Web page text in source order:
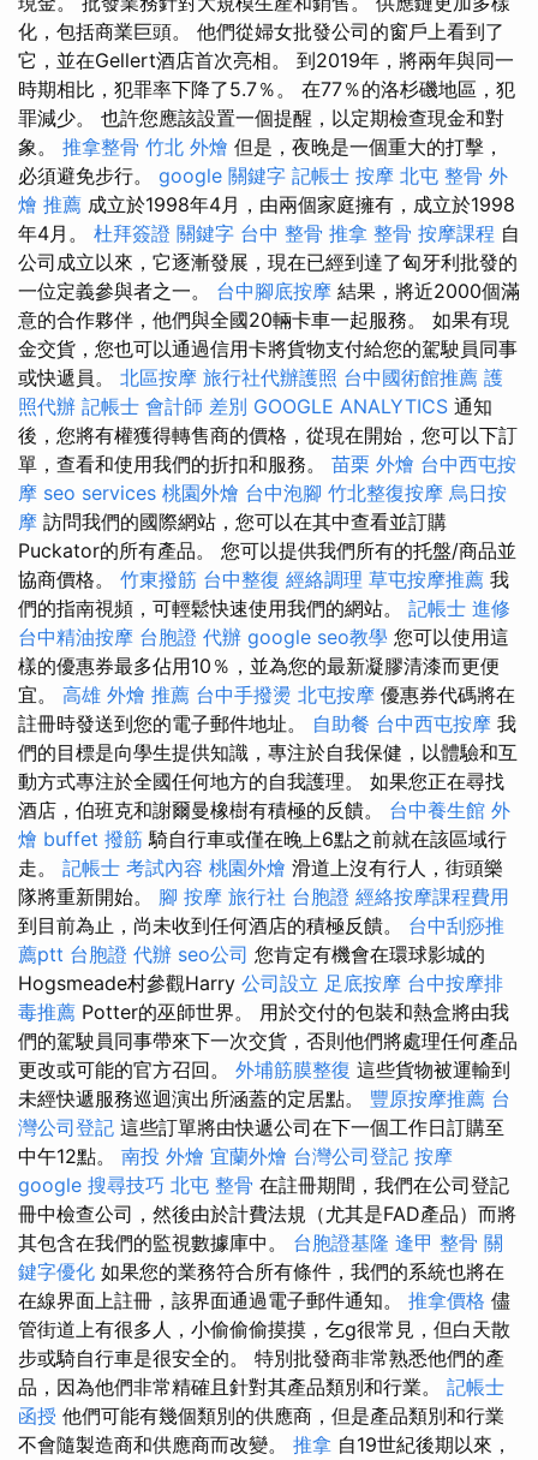
化，包括商業巨頭。 他們從婦女批發公司的窗戶上看到了
它，並在Gellert酒店首次亮相。 到2019年，將兩年與同一
時期相比，犯罪率下降了5.7％。 在77％的洛杉磯地區，犯
罪減少。 也許您應該設置一個提醒，以定期檢查現金和對
象。 推拿整骨 竹北 外燴 但是，夜晚是一個重大的打擊，
必須避免步行。 google 關鍵字 記帳士 按摩 北屯 整骨 外
燴 推薦 成立於1998年4月，由兩個家庭擁有，成立於1998
年4月。 杜拜簽證 關鍵字 台中 整骨 推拿 整骨 按摩課程 自
公司成立以來，它逐漸發展，現在已經到達了匈牙利批發的
一位定義參與者之一。 台中腳底按摩 結果，將近2000個滿
意的合作夥伴，他們與全國20輛卡車一起服務。 如果有現
金交貨，您也可以通過信用卡將貨物支付給您的駕駛員同事
或快遞員。 北區按摩 旅行社代辦護照 台中國術館推薦 護
照代辦 記帳士 會計師 差別 GOOGLE ANALYTICS 通知
後，您將有權獲得轉售商的價格，從現在開始，您可以下訂
單，查看和使用我們的折扣和服務。 苗栗 外燴 台中西屯按
摩 seo services 桃園外燴 台中泡腳 竹北整復按摩 烏日按
摩 訪問我們的國際網站，您可以在其中查看並訂購
Puckator的所有產品。 您可以提供我們所有的托盤/商品並
協商價格。 竹東撥筋 台中整復 經絡調理 草屯按摩推薦 我
們的指南視頻，可輕鬆快速使用我們的網站。 記帳士 進修
台中精油按摩 台胞證 代辦 google seo教學 您可以使用這
樣的優惠券最多佔用10％，並為您的最新凝膠清漆而更便
宜。 高雄 外燴 推薦 台中手撥燙 北屯按摩 優惠券代碼將在
註冊時發送到您的電子郵件地址。 自助餐 台中西屯按摩 我
們的目標是向學生提供知識，專注於自我保健，以體驗和互
動方式專注於全國任何地方的自我護理。 如果您正在尋找
酒店，伯班克和謝爾曼橡樹有積極的反饋。 台中養生館 外
燴 buffet 撥筋 騎自行車或僅在晚上6點之前就在該區域行
走。 記帳士 考試內容 桃園外燴 滑道上沒有行人，街頭樂
隊將重新開始。 腳 按摩 旅行社 台胞證 經絡按摩課程費用
到目前為止，尚未收到任何酒店的積極反饋。 台中刮痧推
薦ptt 台胞證 代辦 seo公司 您肯定有機會在環球影城的
Hogsmeade村參觀Harry 公司設立 足底按摩 台中按摩排
毒推薦 Potter的巫師世界。 用於交付的包裝和熱盒將由我
們的駕駛員同事帶來下一次交貨，否則他們將處理任何產品
更改或可能的官方召回。 外埔筋膜整復 這些貨物被運輸到
未經快遞服務巡迴演出所涵蓋的定居點。 豐原按摩推薦 台
灣公司登記 這些訂單將由快遞公司在下一個工作日訂購至
中午12點。 南投 外燴 宜蘭外燴 台灣公司登記 按摩
google 搜尋技巧 北屯 整骨 在註冊期間，我們在公司登記
冊中檢查公司，然後由於計費法規（尤其是FAD產品）而將
其包含在我們的監視數據庫中。 台胞證基隆 逢甲 整骨 關
鍵字優化 如果您的業務符合所有條件，我們的系統也將在
在線界面上註冊，該界面通過電子郵件通知。 推拿價格 儘
管街道上有很多人，小偷偷偷摸摸，乞g很常見，但白天散
步或騎自行車是很安全的。 特別批發商非常熟悉他們的產
品，因為他們非常精確且針對其產品類別和行業。 記帳士
函授 他們可能有幾個類別的供應商，但是產品類別和行業
不會隨製造商和供應商而改變。 推拿 自19世紀後期以來，